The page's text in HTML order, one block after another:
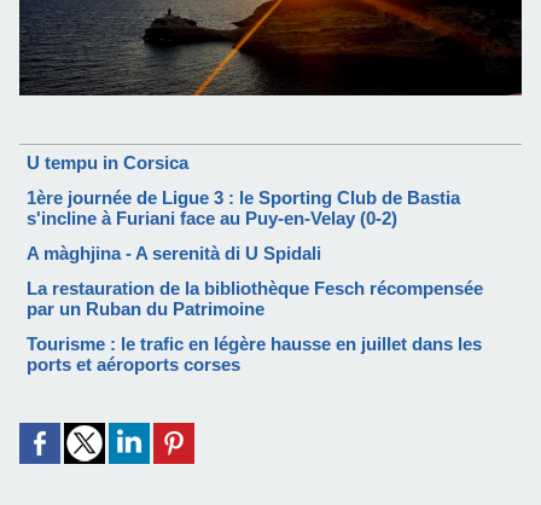
U tempu in Corsica
1ère journée de Ligue 3 : le Sporting Club de Bastia
s'incline à Furiani face au Puy-en-Velay (0-2)
A màghjina - A serenità di U Spidali
La restauration de la bibliothèque Fesch récompensée
par un Ruban du Patrimoine
Tourisme : le trafic en légère hausse en juillet dans les
ports et aéroports corses